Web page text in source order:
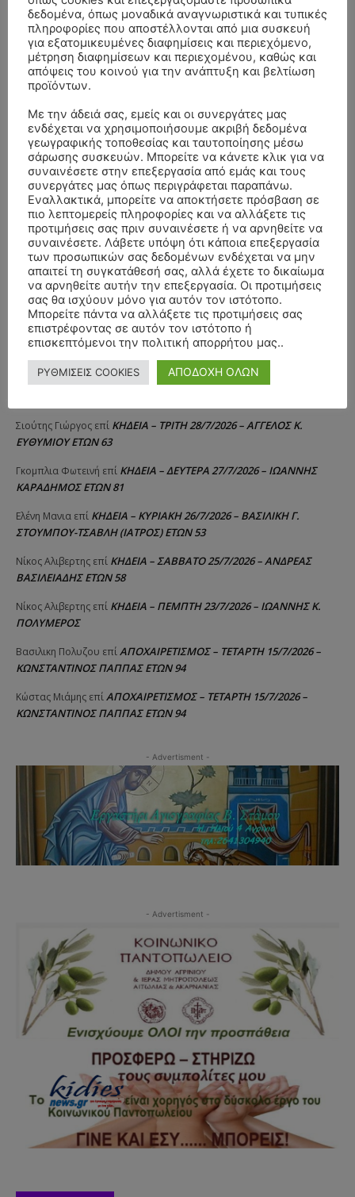
ΣΥΛΛΥΠΗΤΗΡΙΑ ΜΗΝΥΜΑΤΑ
ΠΑΝΑΓΙΩΤΗΣ IΩΑΚΕΙΜΙΔΗΣεπί ΚΗΔΕΙΑ – ΔΕΥΤΕΡΑ 3/8/2026 –
ΣΠΥΡΙΔΟΥΛΑ Γ. ΣΕΪΤΑΝΙΔΟΥ ΕΤΩΝ 91
Αγγελική ΘωμουεπίΚΗΔΕΙΑ – ΔΕΥΤΕΡΑ 3/8/2026 – ΔΗΜΗΤΡΙΟΣ Σ.
ΤΣΙΛΙΚΗΣ ΕΤΩΝ 79
Δημήτριος ΔάτσικαςεπίΚΗΔΕΙΑ – ΠΑΡΑΣΚΕΥΗ 31/7/2026 –
ΚΩΝΣΤΑΝΤΙΝΟΣ Ε. ΛΑΙΜΟΔΕΤΗΣ ΕΤΩΝ 27
ΛευτέρηςεπίΚΗΔΕΙΑ – ΠΑΡΑΣΚΕΥΗ 31/7/2026 – ΚΩΝΣΤΑΝΤΙΝΟΣ Ε.
ΛΑΙΜΟΔΕΤΗΣ ΕΤΩΝ 27
ΚΗΔΕΙΑ – ΠΑΡΑΣΚΕΥΗ 31/7/2026 – ΚΩΝΣΤΑΝΤΙΝΟΣ Ε.
Σιούτης Γιώργος επί ΚΗΔΕΙΑ – ΤΡΙΤΗ 28/7/2026 – ΑΓΓΕΛΟΣ Κ.
ΕΥΘΥΜΙΟΥ ΕΤΩΝ 63
Γκομπλια Φωτεινή επί ΚΗΔΕΙΑ – ΔΕΥΤΕΡΑ 27/7/2026 – ΙΩΑΝΝΗΣ
ΚΑΡΑΔΗΜΟΣ ΕΤΩΝ 81
Ελένη Μανια επί ΚΗΔΕΙΑ – ΚΥΡΙΑΚΗ 26/7/2026 – ΒΑΣΙΛΙΚΗ Γ.
ΣΤΟΥΜΠΟΥ-ΤΣΑΒΛΗ (ΙΑΤΡΟΣ) ΕΤΩΝ 53
Νίκος Αλιβερτης επί ΚΗΔΕΙΑ – ΣΑΒΒΑΤΟ 25/7/2026 – ΑΝΔΡΕΑΣ
ΒΑΣΙΛΕΙΑΔΗΣ ΕΤΩΝ 58
Νίκος Αλιβερτης επί ΚΗΔΕΙΑ – ΠΕΜΠΤΗ 23/7/2026 – ΙΩΑΝΝΗΣ Κ.
ΠΟΛΥΜΕΡΟΣ
Βασιλικη Πολυζου επίΑΠΟΧΑΙΡΕΤΙΣΜΟΣ – ΤΕΤΑΡΤΗ 15/7/2026 –
ΚΩΝΣΤΑΝΤΙΝΟΣ ΠΑΠΠΑΣ ΕΤΩΝ 94
Κώστας Μιάμης επίΑΠΟΧΑΙΡΕΤΙΣΜΟΣ – ΤΕΤΑΡΤΗ 15/7/2026 –
ΚΩΝΣΤΑΝΤΙΝΟΣ ΠΑΠΠΑΣ ΕΤΩΝ 94
- Advertisment -
- Advertisment -
δεδομένα, όπως μοναδικά αναγνωριστικά και τυπικές
πληροφορίες που αποστέλλονται από μια συσκευή
για εξατομικευμένες διαφημίσεις και περιεχόμενο,
μέτρηση διαφημίσεων και περιεχομένου, καθώς και
απόψεις του κοινού για την ανάπτυξη και βελτίωση
προϊόντων.
Με την άδειά σας, εμείς και οι συνεργάτες μας
ενδέχεται να χρησιμοποιήσουμε ακριβή δεδομένα
γεωγραφικής τοποθεσίας και ταυτοποίησης μέσω
σάρωσης συσκευών. Μπορείτε να κάνετε κλικ για να
συναινέσετε στην επεξεργασία από εμάς και τους
συνεργάτες μας όπως περιγράφεται παραπάνω.
Εναλλακτικά, μπορείτε να αποκτήσετε πρόσβαση σε
πιο λεπτομερείς πληροφορίες και να αλλάξετε τις
προτιμήσεις σας πριν συναινέσετε ή να αρνηθείτε να
συναινέσετε. Λάβετε υπόψη ότι κάποια επεξεργασία
των προσωπικών σας δεδομένων ενδέχεται να μην
απαιτεί τη συγκατάθεσή σας, αλλά έχετε το δικαίωμα
να αρνηθείτε αυτήν την επεξεργασία. Οι προτιμήσεις
σας θα ισχύουν μόνο για αυτόν τον ιστότοπο.
Μπορείτε πάντα να αλλάξετε τις προτιμήσεις σας
επιστρέφοντας σε αυτόν τον ιστότοπο ή
επισκεπτόμενοι την πολιτική απορρήτου μας..
ΡΥΘΜΙΣΕΙΣ COOKIES ΑΠΟΔΟΧΗ ΟΛΩΝ